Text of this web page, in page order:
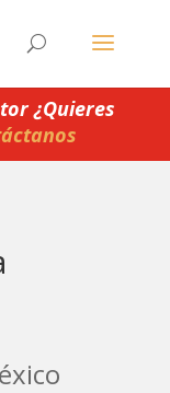
¿Quieres